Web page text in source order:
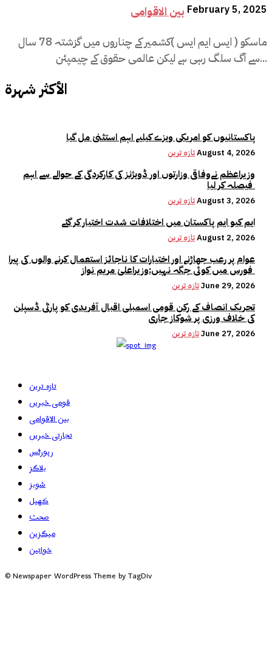
بین الاقوامی February 5, 2025
ماسکو ( ایس ایم ایس )کشمیر کے چناروں میں گزشتہ 78 سال
سے آگ سلگ رہی ہے لیکن عالمی حقوق کے چیمپئن...
الأكثر شهرة
پاکستانیوں کو امریکی ویزے کیلیے اہم استثنیٰ مل گیا
تازہ ترینAugust 4, 2026
وزیراعظم نےوفاقی وزارتوں اور ڈویژنز کی کارکردگی کے حوالے سے اہم
تازہ ترینAugust 3, 2026
ایم کیو ایم پاکستان میں اختلافات شدت اختیار کر گئے
تازہ ترینAugust 2, 2026
عوام پر رعب جھاڑنے اور اختیارات کا ناجائز استعمال کرنے والوں کی پیرا
تازہ ترینJune 29, 2026
تحریک انصاف کے رکن قومی اسمبلی اقبال آفریدی کو پارٹی ڈسپلن
کی خلاف ورزی پر شوکاز جاری
تازہ ترینJune 27, 2026
تازہ ترین
قومی خبریں
بین الاقوامی
تجارتی خبریں
رپورٹس
بلاگز
شوبز
کھیل
صحت
میگزین
خواتین
© Newspaper WordPress Theme by TagDiv